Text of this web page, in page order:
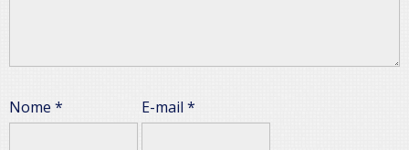
Nome * E-mail *